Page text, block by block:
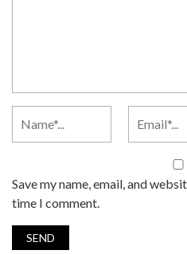
Save my name, email, and
time I comment.